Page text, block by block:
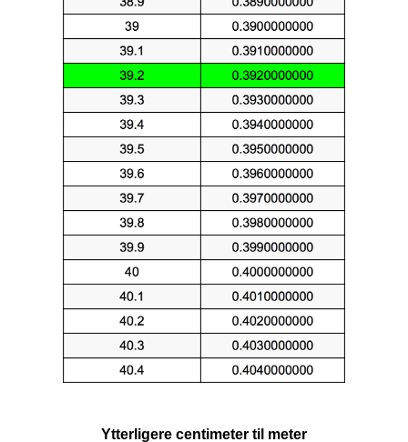
Ytterligere centimeter til meter